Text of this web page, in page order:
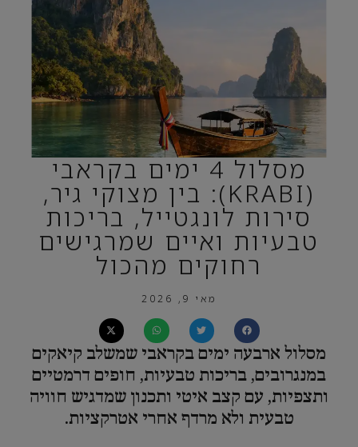
מסלול 4 ימים בקראבי
(KRABI): בין מצוקי גיר,
סירות לונגטייל, בריכות
טבעיות ואיים שמרגישים
רחוקים מהכול
מאי 9, 2026
מסלול ארבעה ימים בקראבי שמשלב קיאקים
במנגרובים, בריכות טבעיות, חופים דרמטיים
ותצפיות, עם קצב איטי ותכנון שמדגיש חוויה
טבעית ולא מרדף אחרי אטרקציות.